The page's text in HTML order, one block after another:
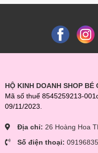
HỘ KINH DOANH SHOP BÉ
Mã số thuế 8545259213-
09/11/2023.
Địa chỉ: 26 Hoàng Hoa
Số điện thoại: